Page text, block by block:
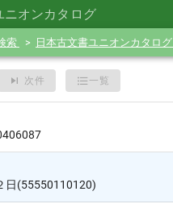
ニオンカタログ
索 日本古文書ユニオンカタログ
次件 一覧
日(55550110120)